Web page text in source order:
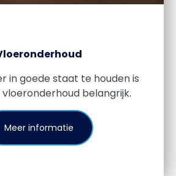
in goede staat te houden is
belangrijk.
Meer informatie